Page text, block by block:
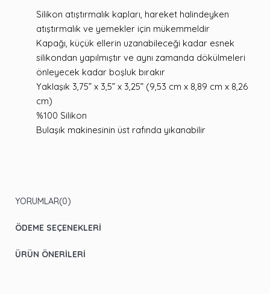
Silikon atıştırmalık kapları, hareket halindeyken
atıştırmalık ve yemekler için mükemmeldir
Kapağı, küçük ellerin uzanabileceği kadar esnek
silikondan yapılmıştır ve aynı zamanda dökülmeleri
önleyecek kadar boşluk bırakır
Yaklaşık 3,75” x 3,5” x 3,25” (9,53 cm x 8,89 cm x 8,26
cm)
%100 Silikon
Bulaşık makinesinin üst rafında yıkanabilir
YORUMLAR(0)
ÖDEME SEÇENEKLERI
ÜRÜN ÖNERILERI